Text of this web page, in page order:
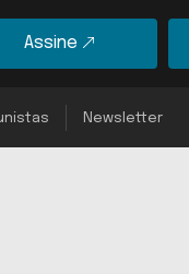
Assine
Newsletter